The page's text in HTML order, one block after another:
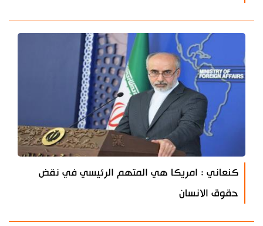
كنعاني : امريكا هي المتهم الرئيسي في نقض
حقوق الانسان